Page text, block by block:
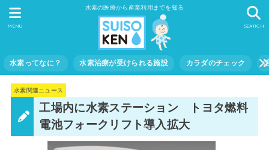
水素の医療から産業利用までを知る
SEARCH
MENU
水素ってなに？ 水素治療が受けられる施設 カラダのチェック
水素関連ニュース
工場内に水素ステーション トヨタ燃料
電池フォークリフト導入拡大